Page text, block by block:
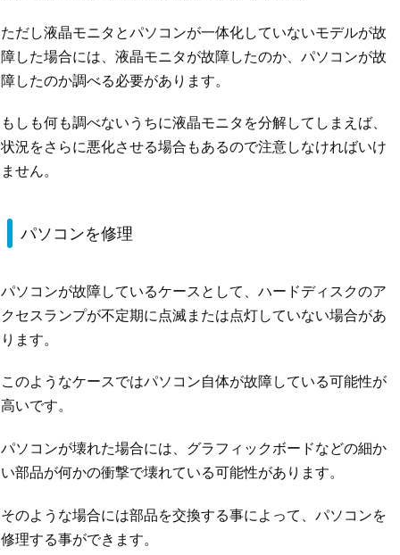
ただし液晶モニタとパソコンが一体化していないモデルが故
障した場合には、液晶モニタが故障したのか、パソコンが故
障したのか調べる必要があります。
もしも何も調べないうちに液晶モニタを分解してしまえば、
状況をさらに悪化させる場合もあるので注意しなければいけ
ません。
パソコンを修理
パソコンが故障しているケースとして、ハードディスクのア
クセスランプが不定期に点滅または点灯していない場合があ
ります。
このようなケースではパソコン自体が故障している可能性が
高いです。
パソコンが壊れた場合には、グラフィックボードなどの細か
い部品が何かの衝撃で壊れている可能性があります。
そのような場合には部品を交換する事によって、パソコンを
修理する事ができます。